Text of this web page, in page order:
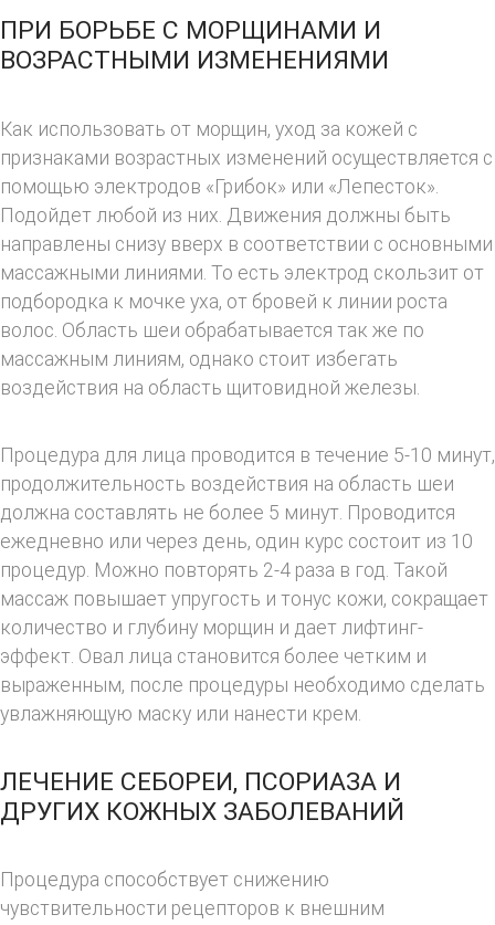
ПРИ БОРЬБЕ С МОРЩИНАМИ И
ВОЗРАСТНЫМИ ИЗМЕНЕНИЯМИ
Как использовать от морщин, уход за кожей с
признаками возрастных изменений осуществляется с
помощью электродов «Грибок» или «Лепесток».
Подойдет любой из них. Движения должны быть
направлены снизу вверх в соответствии с основными
массажными линиями. То есть электрод скользит от
подбородка к мочке уха, от бровей к линии роста
волос. Область шеи обрабатывается так же по
массажным линиям, однако стоит избегать
воздействия на область щитовидной железы.
Процедура для лица проводится в течение 5-10 минут,
продолжительность воздействия на область шеи
должна составлять не более 5 минут. Проводится
ежедневно или через день, один курс состоит из 10
процедур. Можно повторять 2-4 раза в год. Такой
массаж повышает упругость и тонус кожи, сокращает
количество и глубину морщин и дает лифтинг-
эффект. Овал лица становится более четким и
выраженным, после процедуры необходимо сделать
увлажняющую маску или нанести крем.
ЛЕЧЕНИЕ СЕБОРЕИ, ПСОРИАЗА И
ДРУГИХ КОЖНЫХ ЗАБОЛЕВАНИЙ
Процедура способствует снижению
чувствительности рецепторов к внешним